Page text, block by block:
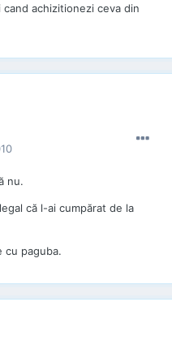
achizitionezi ceva din
nu.
că l-ai cumpărat de la
cu paguba.